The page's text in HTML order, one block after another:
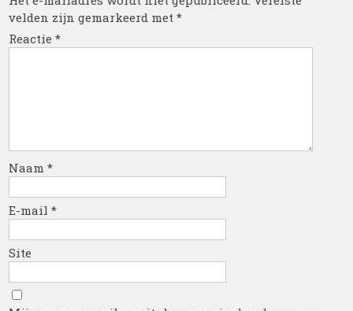
velden zijn gemarkeerd met*
Reactie*
Naam*
E-mail*
Site